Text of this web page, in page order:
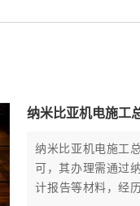
纳米比亚机电施工
纳米比亚机电施工
可，其办理需通过
计报告等材料，经